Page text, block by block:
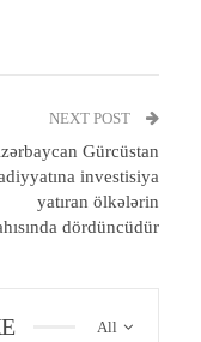
NEXT POST
Gürcüstan
investisiya
yatıran ölkələrin
dördüncüdür
All